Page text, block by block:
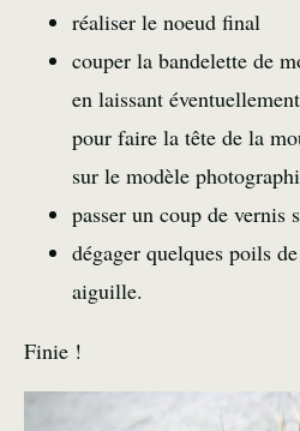
réaliser le noeud final
couper la bandelette de
en laissant
pour faire la tête de la
sur le modèle
passer un coup de vernis
dégager quelques poils
aiguille.
Finie !